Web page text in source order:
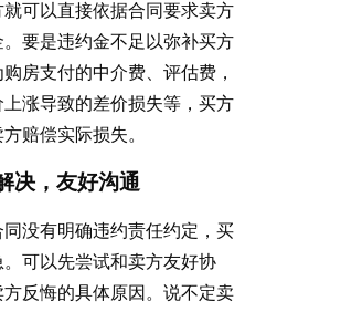
可以直接依据合同要求卖方
要是违约金不足以弥补买方
房支付的中介费、评估费，
涨导致的差价损失等，买方
赔偿实际损失。
决，友好沟通
同没有明确违约责任约定，买
可以先尝试和卖方友好协
反悔的具体原因。说不定卖